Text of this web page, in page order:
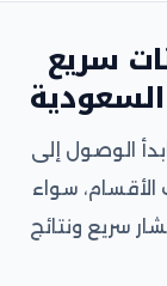
سريع
الوصول إلى
سواء
سريع ونتائج